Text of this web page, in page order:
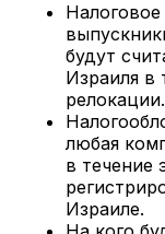
Налоговое
будут
Израиля в
релокации.
любая
в течение
Израиле.